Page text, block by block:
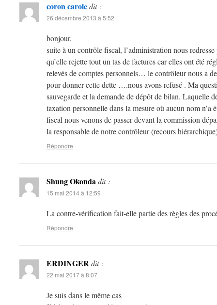
coron caroledit :
26 décembre 2013 à 5:52
bonjour,
suite à un contrôle fiscal, l’administration nous
qu’elle rejette tout un tas de factures car elles ont été
relevés de comptes personnels… le contrôleur nous a
pour donner cette dette ….nous avons refusé . Ma
sauvegarde et la demande de dépôt de bilan. Laquelle
taxation personnelle dans la mesure où aucun nom
fiscal nous venons de passer devant la commission
la responsable de notre contrôleur (recours
Répondre
Shung Okondadit :
15 mai 2014 à 12:59
La contre-vérification fait-elle partie des règles des
Répondre
ERDINGERdit :
22 mai 2017 à 8:07
Je suis dans le même cas